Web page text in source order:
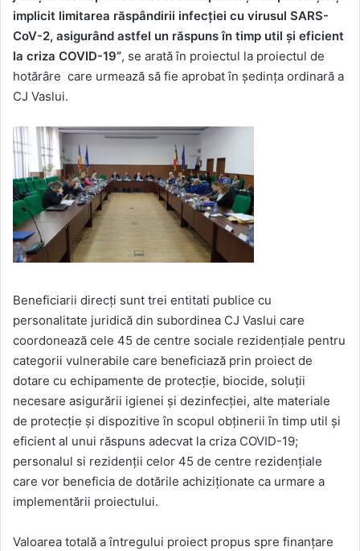
implicit limitarea răspândirii infecției cu virusul SARS-
CoV-2, asigurând astfel un răspuns în timp util și eficient
la criza COVID-19”, se arată în proiectul la proiectul de
hotărâre care urmează să fie aprobat în ședința ordinară a
CJ Vaslui.
Beneficiarii direcți sunt trei entitati publice cu
personalitate juridică din subordinea CJ Vaslui care
coordonează cele 45 de centre sociale rezidențiale pentru
categorii vulnerabile care beneficiază prin proiect de
dotare cu echipamente de protecție, biocide, soluții
necesare asigurării igienei și dezinfecției, alte materiale
de protecție și dispozitive în scopul obținerii în timp util și
eficient al unui răspuns adecvat la criza COVID-19;
personalul si rezidenții celor 45 de centre rezidențiale
care vor beneficia de dotările achiziționate ca urmare a
implementării proiectului.
Valoarea totală a întregului proiect propus spre finanțare